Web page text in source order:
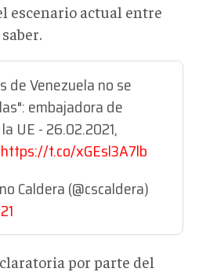
escenario actual entre
de Venezuela no se
embajadora de
UE - 26.02.2021,
https://t.co/xGEsl3A7lb
Caldera (@cscaldera)
por parte del